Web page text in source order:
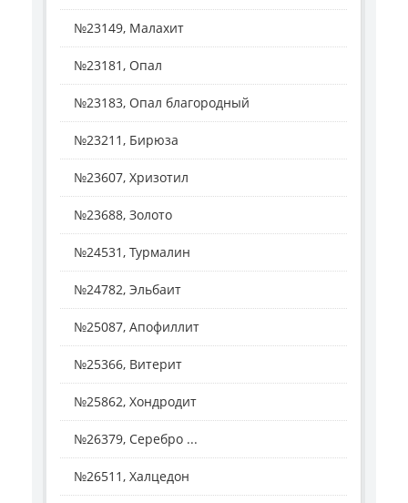
№23149, Малахит
№23181, Опал
№23183, Опал благородный
№23211, Бирюза
№23607, Хризотил
№23688, Золото
№24531, Турмалин
№24782, Эльбаит
№25087, Апофиллит
№25366, Витерит
№25862, Хондродит
№26379, Серебро ...
№26511, Халцедон